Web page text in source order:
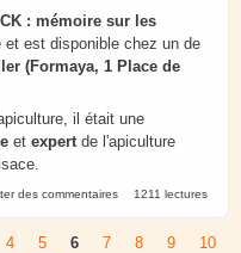
: mémoire sur les
et est disponible chez un de
(Formaya, 1 Place de
il était une
et expertde l'apiculture
sur les Ruches Alsaciennes
des commentaires 1211 lectures
4 5 6 7 8 9
10